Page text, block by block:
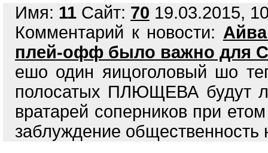
Имя: 11 Сайт: 70 19.03.2015,
Комментарий к новости:
плей-офф было важно для
ешо один яицоголовый шо
полосатых ПЛЮЩЕВА будут
вратарей соперников при
заблуждение общественность